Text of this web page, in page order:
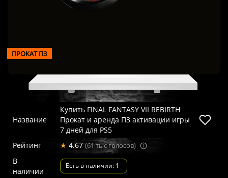
ПРОКАТ П3
Название
Купить FINAL FANTASY VII REBIRTH
Прокат и аренда П3 активации игры
7 дней для PS5
Рейтинг
★ 4.67 (61 тыс голосов)
В
наличии
Есть в наличии: 1